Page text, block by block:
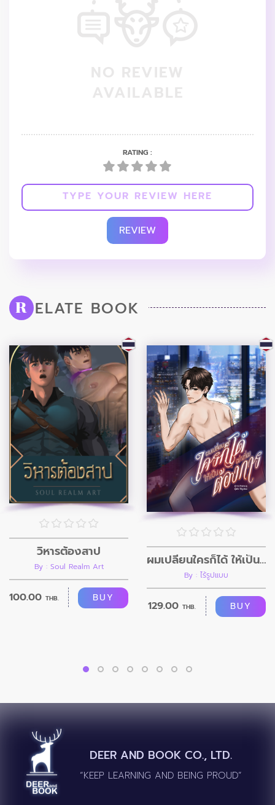
RATING :
REVIEW
R ELATE BOOK
วิหารต้องสาป
By : Soul Realm Art
100.00 THB. BUY
ผมเปลี่ยนใครก็ได้ ให้เป็นอย่างที่ผมต้องการ
By : ไร้รูปแบบ
129.00 THB. BUY
DEER AND BOOK CO., LTD.
“KEEP LEARNING AND BEING PROUD”